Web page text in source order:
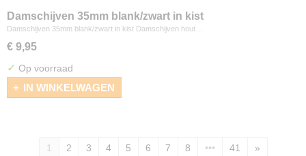
Damschijven 35mm blank/zwart in kist
Damschijven 35mm blank/zwart in kist Damschijven hout…
€ 9,95
✓ Op voorraad
IN WINKELWAGEN
1 2 3 4 5 6 7 8 ••• 41 »